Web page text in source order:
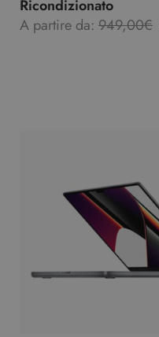
Ricondizionato
A partire da: 949,00€